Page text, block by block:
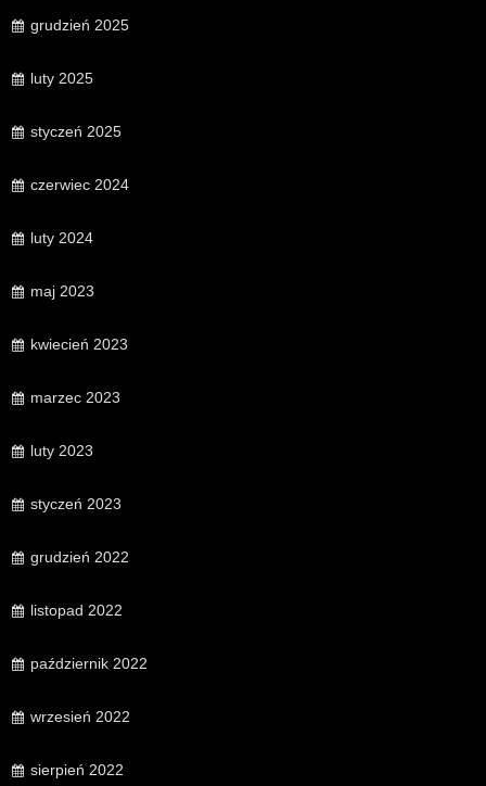
grudzień 2025
luty 2025
styczeń 2025
czerwiec 2024
luty 2024
maj 2023
kwiecień 2023
marzec 2023
luty 2023
styczeń 2023
grudzień 2022
listopad 2022
październik 2022
wrzesień 2022
sierpień 2022